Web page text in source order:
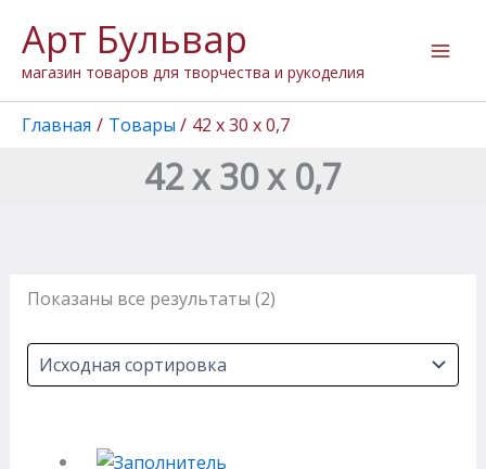
содержимому
Арт Бульвар
магазин товаров для творчества и рукоделия
Главная Товары 42 х 30 х 0,7
42 х 30 х 0,7
Показаны все результаты (2)